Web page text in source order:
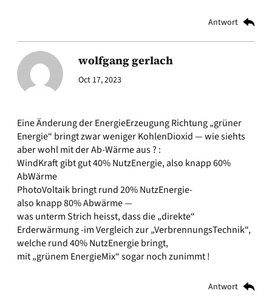
Antwort
wolfgang gerlach
Oct 17, 2023
Eine Änderung der EnergieErzeugung Richtung „grüner
Energie“ bringt zwar weniger KohlenDioxid — wie siehts
aber wohl mit der Ab-Wärme aus ? :
WindKraft gibt gut 40% NutzEnergie, also knapp 60%
AbWärme
PhotoVoltaik bringt rund 20% NutzEnergie-
also knapp 80% Abwärme —
was unterm Strich heisst, dass die „direkte“
Erderwärmung -im Vergleich zur „VerbrennungsTechnik“,
welche rund 40% NutzEnergie bringt,
mit „grünem EnergieMix“ sogar noch zunimmt !
Antwort